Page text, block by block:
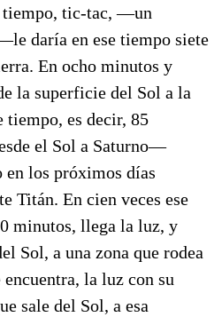
tiempo, tic-tac, —un
daría en ese tiempo siete
En ocho minutos y
la superficie del Sol a la
tiempo, es decir, 85
el Sol a Saturno—
en los próximos días
Titán. En cien veces ese
minutos, llega la luz, y
Sol, a una zona que rodea
la luz con su
sale del Sol, a esa